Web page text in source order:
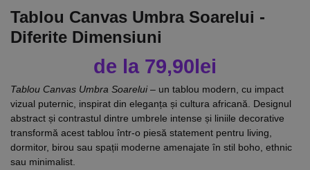
Tablou Canvas Umbra Soarelui -
Diferite Dimensiuni
de la 79,90lei
Tablou Canvas Umbra Soarelui– un tablou modern, cu impact
vizual puternic, inspirat din eleganța și cultura africană. Designul
abstract și contrastul dintre umbrele intense și liniile decorative
transformă acest tablou într-o piesă statement pentru living,
dormitor, birou sau spații moderne amenajate în stil boho, ethnic
sau minimalist.